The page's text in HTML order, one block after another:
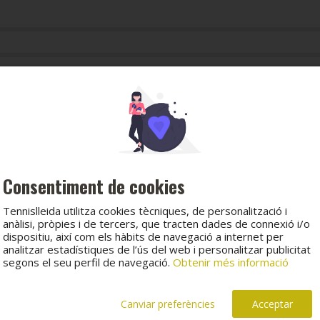
Consentiment de cookies
Tennislleida utilitza cookies tècniques, de personalització i
anàlisi, pròpies i de tercers, que tracten dades de connexió i/o
dispositiu, així com els hàbits de navegació a internet per
analitzar estadístiques de l’ús del web i personalitzar publicitat
segons el seu perfil de navegació. Obtenir més informació
Canviar preferències Acceptar